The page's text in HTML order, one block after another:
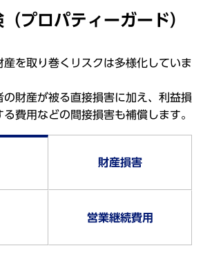
プロパティーガード）
を取り巻くリスクは多様化していま
の財産が被る直接損害に加え、利益損
費用などの間接損害も補償します。
財産損害
営業継続費用